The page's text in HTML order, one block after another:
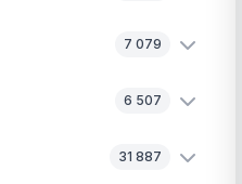
7 079
6 507
31 887